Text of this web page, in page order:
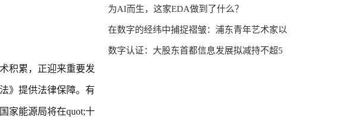
积累，正迎来重要发
》提供法律保障。有
家能源局将在quot;十
为AI而生，这家EDA做到了什么？
在数字的经纬中捕捉褶皱：浦东青年艺术家以
数字认证：大股东首都信息发展拟减持不超5